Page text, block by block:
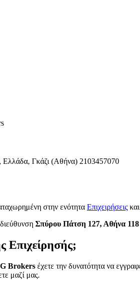
Γκάζι (Αθήνα) 2103457070
στην ενότητα Επιχειρήσεις
Σπύρου Πάτση 127, Αθήνα
Επιχείρησής;
Brokers έχετε την δυνατότητα να
μαζί μας.